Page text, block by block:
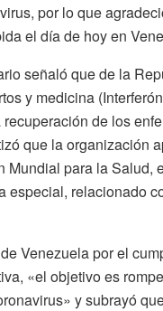
por lo que
el día de hoy en
señaló que de la
y medicina
de los
que la organización
Mundial para la Salud,
especial, relacionado
Venezuela por el
«el objetivo es
y subrayó